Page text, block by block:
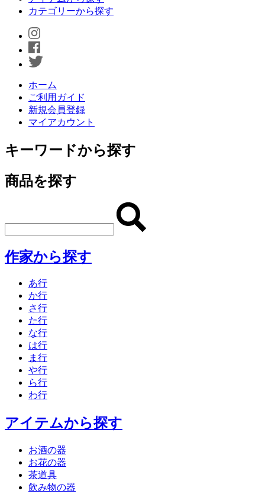
カテゴリーから探す
ホーム
ご利用ガイド
新規会員登録
マイアカウント
キーワードから探す
商品を探す
作家から探す
あ行
か行
さ行
た行
な行
は行
ま行
や行
ら行
わ行
アイテムから探す
お酒の器
お花の器
茶道具
飲み物の器